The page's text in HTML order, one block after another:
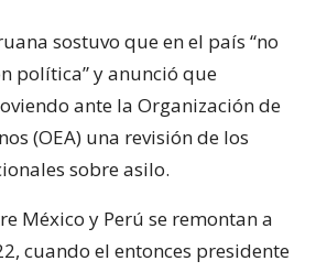
sostuvo que en el país “no
política” y anunció que
ante la Organización de
(OEA) una revisión de los
sobre asilo.
México y Perú se remontan a
cuando el entonces presidente